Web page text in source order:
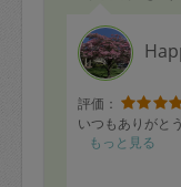
評価：
いつもありがと
もっと見る